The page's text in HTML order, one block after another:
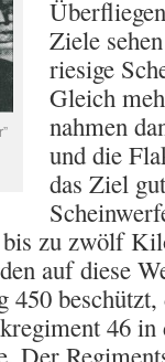
Ziele
riesige
Gleich
nahmen
und die
das Ziel
zu zwölf
auf diese
46